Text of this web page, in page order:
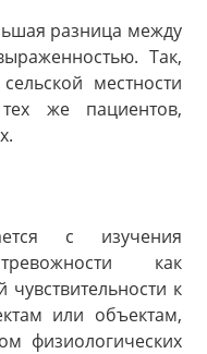
разница между
Так,
местности
же пациентов,
с изучения
как
к
или объектам,
физиологических